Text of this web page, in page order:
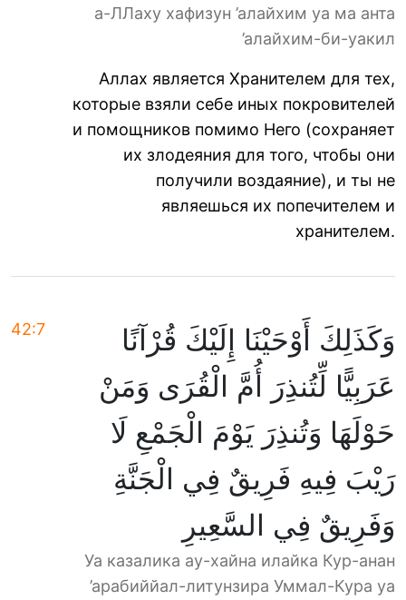
а-ЛЛаху хафизун ’алайхим уа ма анта
’алайхим-би-уакил
Аллах является Хранителем для тех,
которые взяли себе иных покровителей
и помощников помимо Него (сохраняет
их злодеяния для того, чтобы они
получили воздаяние), и ты не
являешься их попечителем и
хранителем.
42:7
وَكَذَلِكَ أَوْحَيْنَا إِلَيْكَ قُرْآنًا
عَرَبِيًّا لِّتُنذِرَ أُمَّ الْقُرَى وَمَنْ
حَوْلَهَا وَتُنذِرَ يَوْمَ الْجَمْعِ لَا
رَيْبَ فِيهِ فَرِيقٌ فِي الْجَنَّةِ
وَفَرِيقٌ فِي السَّعِيرِ
Уа казалика ау-хайна илайка Кур-анан
’арабиййал-литунзира Уммал-Кура уа